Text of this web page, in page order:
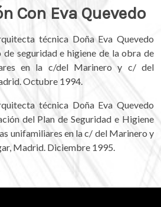
Con Eva Quevedo
técnica Doña Eva Quevedo
de seguridad e higiene de la obra de
en la c/del Marinero y c/ del
Octubre 1994.
técnica Doña Eva Quevedo
del Plan de Seguridad e Higiene
unifamiliares en la c/ del Marinero y
Madrid. Diciembre 1995.